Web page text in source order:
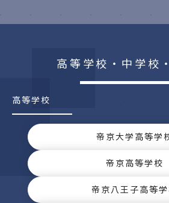
高等学校・中学校
高等学校
帝京大学高等学
帝京高等学校
帝京八王子高等